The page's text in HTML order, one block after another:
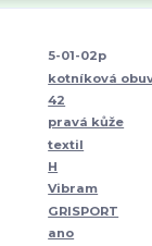
5-01-02p
kotníková
42
pravá kůže
textil
H
Vibram
GRISPORT
ano